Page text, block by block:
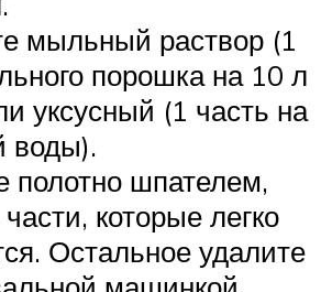
мыльный раствор (1
порошка на 10 л
уксусный (1 часть на
воды).
полотно шпателем,
которые легко
Остальное удалите